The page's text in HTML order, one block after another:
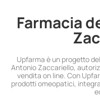
Farmacia
Upfarma è un progetto
Antonio Zaccariello,
vendita on line. Con
prodotti omeopatici,